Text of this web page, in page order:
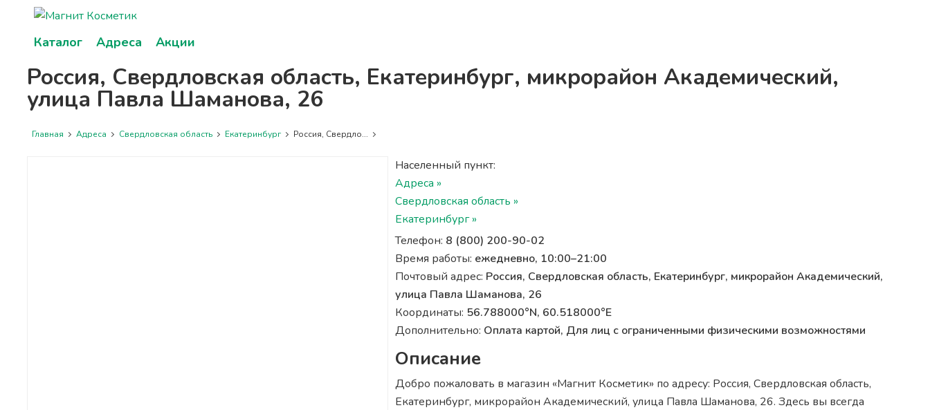
Каталог Адреса Акции
Россия, Свердловская область, Екатеринбург, микрорайон Академический,
улица Павла Шаманова, 26
Главная Адреса Свердловская область Екатеринбург Россия, Свердло...
Населенный пункт:
Адреса »
Свердловская область »
Екатеринбург »
Телефон: 8 (800) 200-90-02
Время работы: ежедневно, 10:00–21:00
Почтовый адрес: Россия, Свердловская область, Екатеринбург, микрорайон Академический,
улица Павла Шаманова, 26
Координаты: 56.788000°N, 60.518000°E
Дополнительно: Оплата картой, Для лиц с ограниченными физическими возможностями
Описание
Добро пожаловать в магазин «Магнит Косметик» по адресу: Россия, Свердловская область,
Екатеринбург, микрорайон Академический, улица Павла Шаманова, 26. Здесь вы всегда